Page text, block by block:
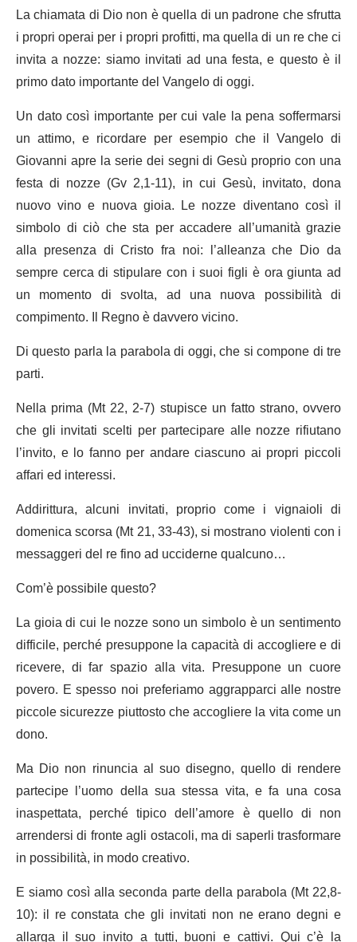
La chiamata di Dio non è quella di un padrone che sfrutta
i propri operai per i propri profitti, ma quella di un re che ci
invita a nozze: siamo invitati ad una festa, e questo è il
primo dato importante del Vangelo di oggi.
Un dato così importante per cui vale la pena soffermarsi
un attimo, e ricordare per esempio che il Vangelo di
Giovanni apre la serie dei segni di Gesù proprio con una
festa di nozze (Gv 2,1-11), in cui Gesù, invitato, dona
nuovo vino e nuova gioia. Le nozze diventano così il
simbolo di ciò che sta per accadere all’umanità grazie
alla presenza di Cristo fra noi: l’alleanza che Dio da
sempre cerca di stipulare con i suoi figli è ora giunta ad
un momento di svolta, ad una nuova possibilità di
compimento. Il Regno è davvero vicino.
Di questo parla la parabola di oggi, che si compone di tre
parti.
Nella prima (Mt 22, 2-7) stupisce un fatto strano, ovvero
che gli invitati scelti per partecipare alle nozze rifiutano
l’invito, e lo fanno per andare ciascuno ai propri piccoli
affari ed interessi.
Addirittura, alcuni invitati, proprio come i vignaioli di
domenica scorsa (Mt 21, 33-43), si mostrano violenti con i
messaggeri del re fino ad ucciderne qualcuno…
Com’è possibile questo?
La gioia di cui le nozze sono un simbolo è un sentimento
difficile, perché presuppone la capacità di accogliere e di
ricevere, di far spazio alla vita. Presuppone un cuore
povero. E spesso noi preferiamo aggrapparci alle nostre
piccole sicurezze piuttosto che accogliere la vita come un
dono.
Ma Dio non rinuncia al suo disegno, quello di rendere
partecipe l’uomo della sua stessa vita, e fa una cosa
inaspettata, perché tipico dell’amore è quello di non
arrendersi di fronte agli ostacoli, ma di saperli trasformare
in possibilità, in modo creativo.
E siamo così alla seconda parte della parabola (Mt 22,8-
10): il re constata che gli invitati non ne erano degni e